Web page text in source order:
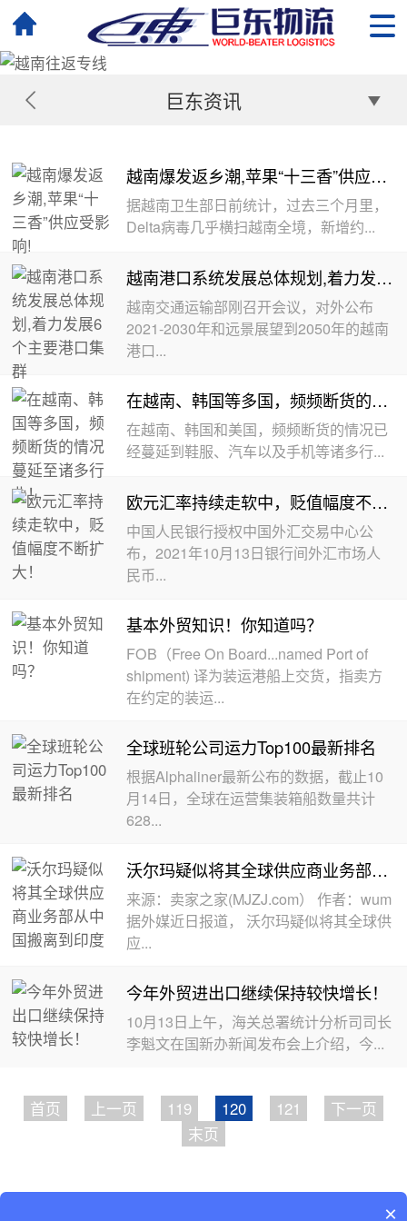
巨东资讯
越南爆发返乡潮,苹果“十三香”供应受影响!
据越南卫生部日前统计，过去三个月里，
Delta病毒几乎横扫越南全境，新增约...
越南港口系统发展总体规划,着力发展6个主要港口集群
越南交通运输部刚召开会议，对外公布
2021-2030年和远景展望到2050年的越南
港口...
在越南、韩国等多国，频频断货的情况蔓延至诸多行业！
在越南、韩国和美国，频频断货的情况已
经蔓延到鞋服、汽车以及手机等诸多行...
欧元汇率持续走软中，贬值幅度不断扩大！
中国人民银行授权中国外汇交易中心公
布，2021年10月13日银行间外汇市场人
民币...
基本外贸知识！你知道吗？
FOB（Free On Board...named Port of
shipment) 译为装运港船上交货，指卖方
在约定的装运...
全球班轮公司运力Top100最新排名
根据Alphaliner最新公布的数据，截止10
月14日，全球在运营集装箱船数量共计
628...
沃尔玛疑似将其全球供应商业务部从中国搬离到印度
来源：卖家之家(MJZJ.com） 作者：wum
据外媒近日报道， 沃尔玛疑似将其全球供
应...
今年外贸进出口继续保持较快增长！
10月13日上午，海关总署统计分析司司长
李魁文在国新办新闻发布会上介绍，今...
首页 上一页 119 120 121
下一页
末页
×